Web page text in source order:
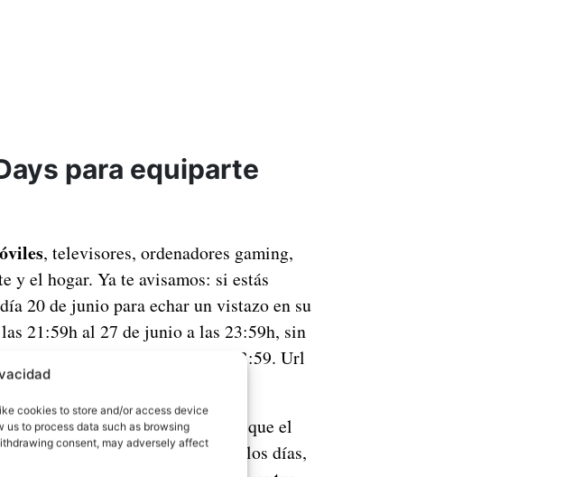
cookies to store and/or access device
to process data such as browsing
consent, may adversely affect
para equiparte
, televisores, ordenadores gaming,
y el hogar. Ya te avisamos: si estás
20 de junio para echar un vistazo en su
21:59h al 27 de junio a las 23:59h, sin
a las 23:59. Url
en varias de sus categorías, ya que el
para los más rápidos. Todos los días,